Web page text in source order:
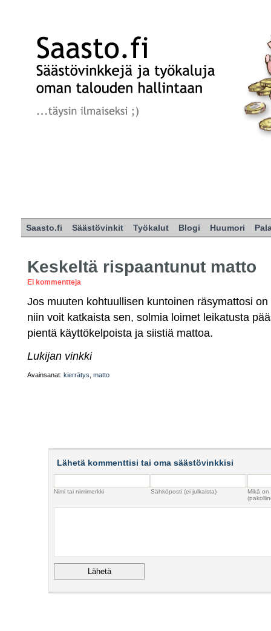
Saasto.fi Säästövinkit Työkalut Blogi Huumori
Keskeltä rispaantunut matto
Ei kommentteja
Jos muuten kohtuullisen kuntoinen räsymattosi
niin voit katkaista sen, solmia loimet leikatusta
pientä käyttökelpoista ja siistiä mattoa.
Lukijan vinkki
Avainsanat: kierrätys matto
Lähetä kommenttisi tai oma säästövinkkisi
Nimi tai nimimerkki Sähköposti (ei julkaista)
Mikä